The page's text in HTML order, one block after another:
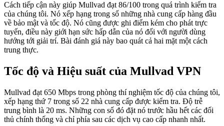
Cách tiếp cận này giúp Mullvad đạt 86/100 trong quá trình kiểm tra
của chúng tôi. Nó xếp hạng trong số những nhà cung cấp hàng đầu
về bảo mật và tốc độ. Nó cũng được ghi điểm kém cho phát trực
tuyến, điều này giới hạn sức hấp dẫn của nó đối với người dùng
hướng tới giải trí. Bài đánh giá này bao quát cả hai mặt một cách
trung thực.
Tốc độ và Hiệu suất của Mullvad VPN
Mullvad đạt 650 Mbps trong phòng thí nghiệm tốc độ của chúng tôi,
xếp hạng thứ 7 trong số 22 nhà cung cấp được kiểm tra. Độ trễ
trung bình là 20 ms. Những con số đó đặt nó trước hầu hết các đối
thủ chính thống và chỉ phía sau các dịch vụ cao cấp nhanh nhất.